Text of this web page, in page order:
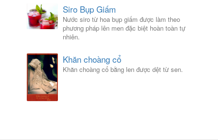
Siro Bụp Giấm
Nước siro từ hoa bụp giấm được làm theo
phương pháp lên men đặc biệt hoàn toàn tự
nhiên.
Khăn choàng cổ
Khăn choàng cổ bằng len được dệt từ sen.